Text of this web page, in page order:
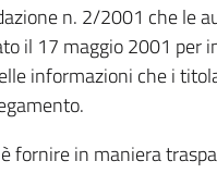
n. 2/2001 che le
il 17 maggio 2001 per
informazioni che i
fornire in maniera